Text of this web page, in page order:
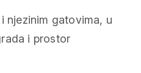
njezinim gatovima, u
i prostor